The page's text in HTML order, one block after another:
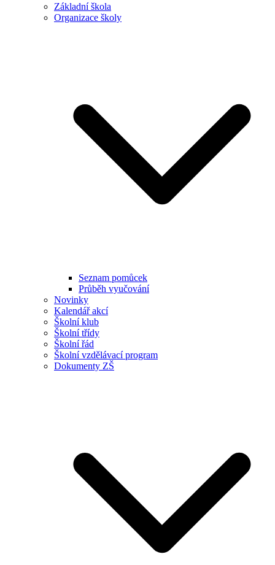
Základní škola
Organizace školy
Seznam pomůcek
Průběh vyučování
Novinky
Kalendář akcí
Školní klub
Školní třídy
Školní řád
Školní vzdělávací program
Dokumenty ZŠ